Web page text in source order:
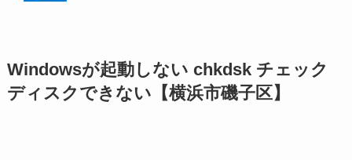
Windowsが起動しない chkdsk チェック
ディスクできない【横浜市磯子区】